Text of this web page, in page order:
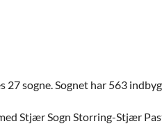
sogne. Sognet har 563
Stjær Sogn Storring-Stjær